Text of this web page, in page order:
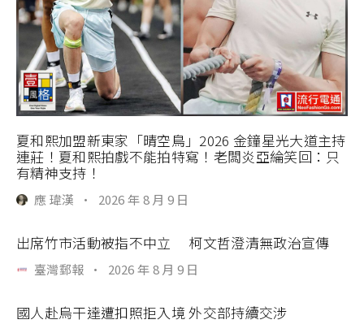
夏和熙加盟新東家「晴空鳥」2026 金鐘星光大道主持
連莊！夏和熙拍戲不能拍特寫！老闆炎亞綸笑回：只
有精神支持！
應 瑋漢 · 2026 年 8 月 9 日
出席竹市活動被指不中立 柯文哲澄清無政治宣傳
臺灣郵報 · 2026 年 8 月 9 日
國人赴烏干達遭扣照拒入境 外交部持續交涉